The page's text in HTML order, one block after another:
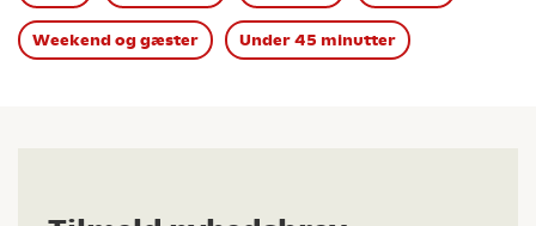
Weekend og gæster Under 45 minutter